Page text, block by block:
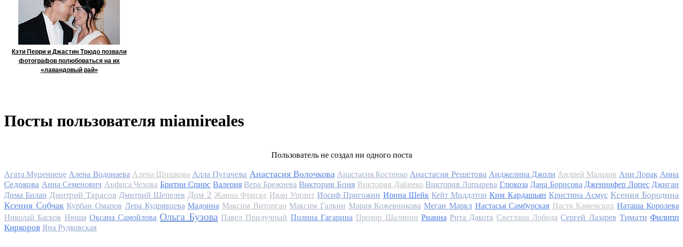
Кэти Перри и Джастин Трюдо позвали
фотографов полюбоваться на их
«лавандовый рай»
Посты пользователя miamireales
Пользователь не создал ни одного поста
Агата Муцениеце Алена Водонаева Алена Шишкова Алла Пугачева Анастасия Волочкова Анастасия Костенко Анастасия Решетова Анджелина Джоли Андрей Малахов Ани Лорак Анна
Седокова Анна Семенович Анфиса Чехова Бритни Спирс Валерия Вера Брежнева Виктория Боня Виктория Дайнеко Виктория Лопырева Глюкоза Дана Борисова Дженнифер Лопес Джиган
Дима Билан Дмитрий Тарасов Дмитрий Шепелев Дом 2 Жанна Фриске Иван Ургант Иосиф Пригожин Ирина Шейк Кейт Миддлтон Ким Кардашьян Кристина Асмус Ксения Бородина
Ксения Собчак Курбан Омаров Лера Кудрявцева Мадонна Максим Виторган Максим Галкин Мария Кожевникова Меган Маркл Настасья Самбурская Настя Каменских Наташа Королева
Николай Басков Нюша Оксана Самойлова Ольга Бузова Павел Прилучный Полина Гагарина Прохор Шаляпин Рианна Рита Дакота Светлана Лобода Сергей Лазарев Тимати Филипп
Киркоров Яна Рудковская